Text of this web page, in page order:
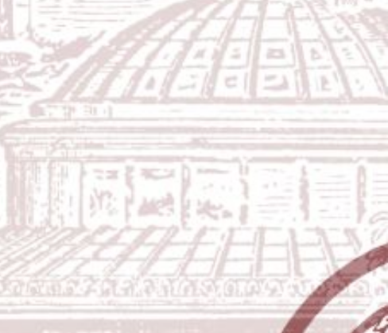
Adi Dwi Novarianto
Putra dari Bapak Sumadi (Alm) & Ibu Sutianah